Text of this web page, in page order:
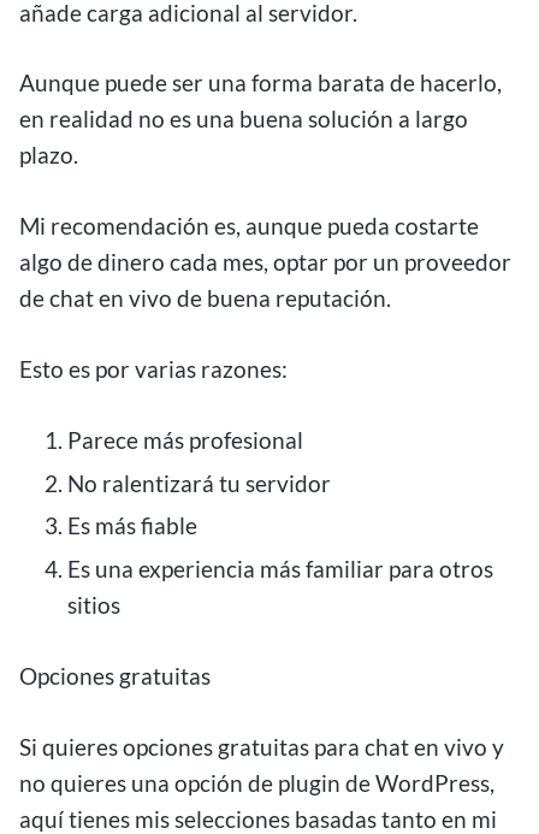
añade carga adicional al servidor.
Aunque puede ser una forma barata de hacerlo,
en realidad no es una buena solución a largo
plazo.
Mi recomendación es, aunque pueda costarte
algo de dinero cada mes, optar por un proveedor
de chat en vivo de buena reputación.
Esto es por varias razones:
Parece más profesional
No ralentizará tu servidor
Es más fiable
Es una experiencia más familiar para otros
sitios
Opciones gratuitas
Si quieres opciones gratuitas para chat en vivo y
no quieres una opción de plugin de WordPress,
aquí tienes mis selecciones basadas tanto en mi